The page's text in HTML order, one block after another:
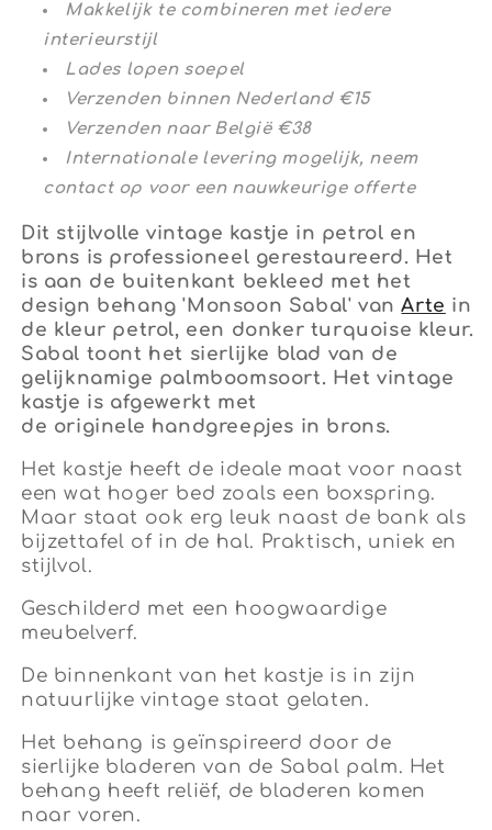
Makkelijk te combineren met iedere
interieurstijl
Lades lopen soepel
Verzenden binnen Nederland €15
Verzenden naar België €38
Internationale levering mogelijk, neem
contact op voor een nauwkeurige offerte
Dit stijlvolle vintage kastje in petrol en
brons is professioneel gerestaureerd. Het
is aan de buitenkant bekleed met het
design behang 'Monsoon Sabal' vanArte in
de kleur petrol, een donker turquoise kleur.
Sabal toont het sierlijke blad van de
gelijknamige palmboomsoort. Het vintage
kastje is afgewerkt met
de originele handgreepjes in brons.
Het kastje heeft de ideale maat voor naast
een wat hoger bed zoals een boxspring.
Maar staat ook erg leuk naast de bank als
bijzettafel of in de hal. Praktisch, uniek en
stijlvol.
Geschilderd met een hoogwaardige
meubelverf.
De binnenkant van het kastje is in zijn
natuurlijke vintage staat gelaten.
Het behang is geïnspireerd door de
sierlijke bladeren van de Sabal palm. Het
behang heeft reliëf, de bladeren komen
naar voren.